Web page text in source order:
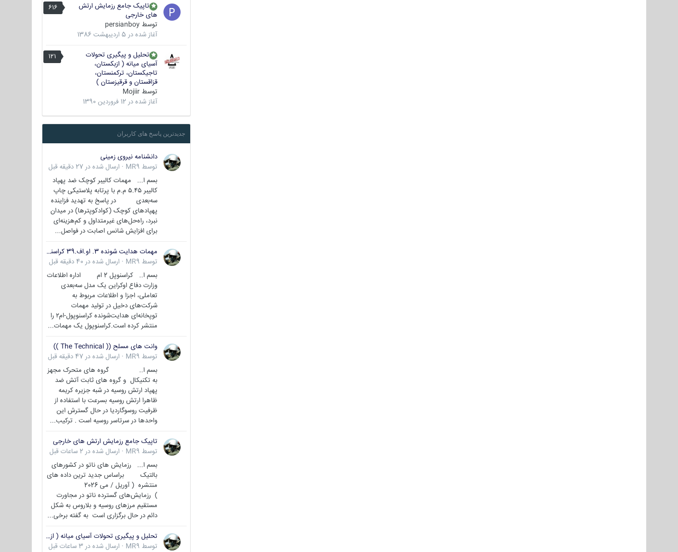
616
تاپیک جامع رزمایش ارتش
های خارجی
توسط persianboy
آغاز شده در 5 اردیبهشت 1386
121
تحلیل و پیگیری تحولات
آسیای میانه ( ازبکستان،
تاجیکستان، ترکمنستان،
قزاقستان و قرقیزستان )
توسط Mojiir
آغاز شده در 12 فروردین 1390
جدیدترین پاسخ های کاربران
دانشنامه نیروی زمینی
توسط MR9
· ارسال شده در 27 دقیقه قبل
بسم ا... مهمات کالیبر کوچک ضد پهپاد
کالیبر ۵.۴۵ م.م با پرتابه پلاستیکی چاپ
سه‌بعدی در پاسخ به تهدید فزاینده
پهپادهای کوچک (کوادکوپترها) در میدان
نبرد، راه‌حل‌های غیرمتداول و کم‌هزینه‌ای
برای افزایش شانس اصابت در فواصل...
مهمات هدایت شونده 3. او.اف.39 کراسنوپل/بصیر( Krasnopol 3OF39 )
توسط MR9
· ارسال شده در 40 دقیقه قبل
بسم ا.. کراسنوپل 2 ام اداره اطلاعات
وزارت دفاع اوکراین یک مدل سه‌بعدی
تعاملی، اجزا و اطلاعات مربوط به
شرکت‌های دخیل در تولید مهمات
توپخانه‌ای هدایت‌شونده کراسنوپول-ام۲ را
منتشر کرده است.کراسنوپول یک مهمات...
وانت های مسلح (( The Technical ))
توسط MR9
· ارسال شده در 47 دقیقه قبل
بسم ا.. گروه های متحرک مجهز
به تکنیکال و گروه های ثابت آتش ضد
پهپاد ارتش روسیه در شبه جزیره کریمه
ظاهرا ارتش روسیه بسرعت با استفاده از
ظرفیت روسوگاردیا در حال گسترش این
واحدها در سرتاسر روسیه است . ترکیب...
تاپیک جامع رزمایش ارتش های خارجی
توسط MR9
· ارسال شده در 2 ساعات قبل
بسم ا... رزمایش های ناتو در کشورهای
بالتیک براساس جدید ترین داده های
منتشره ( آوریل / می 2026
) رزمایش‌های گسترده ناتو در مجاورت
مستقیم مرزهای روسیه و بلاروس به شکل
دائم در حال برگزاری است به گفته برخی...
تحلیل و پیگیری تحولات آسیای میانه ( ازبکستان، تاجیکستان، ترکمنستان، قزاقستان و قرقیزستان )
توسط MR9
· ارسال شده در 3 ساعات قبل